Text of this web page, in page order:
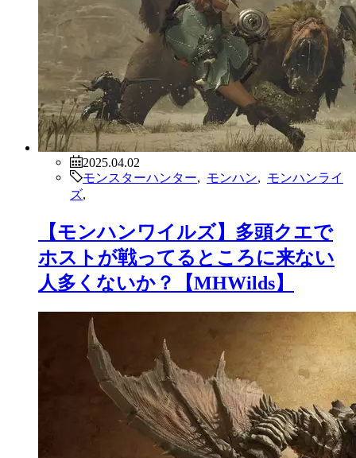
2025.04.02
モンスターハンター
モンハン
モンハンライ
ズ
【モンハンワイルズ】多頭クエで
ホストが戦ってるところに来ない
人多くないか？【MHWilds】